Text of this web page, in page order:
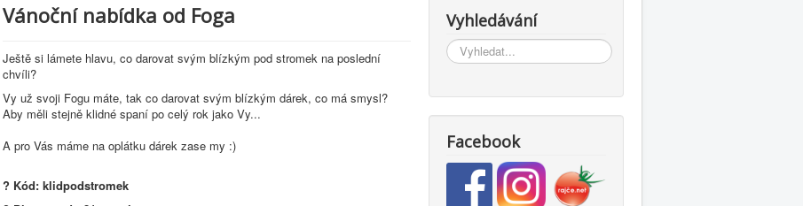
Vánoční nabídka od Foga
Ještě si lámete hlavu, co darovat svým blízkým pod stromek na poslední
chvíli?
Vy už svoji Fogu máte, tak co darovat svým blízkým dárek, co má smysl?
Aby měli stejně klidné spaní po celý rok jako Vy...
A pro Vás máme na oplátku dárek zase my :)
? Kód: klidpodstromek
Vyhledávání
Vyhledávání...
Facebook